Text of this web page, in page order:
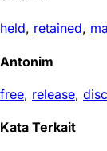
held, retained,
Antonim
free, release,
Kata Terkait